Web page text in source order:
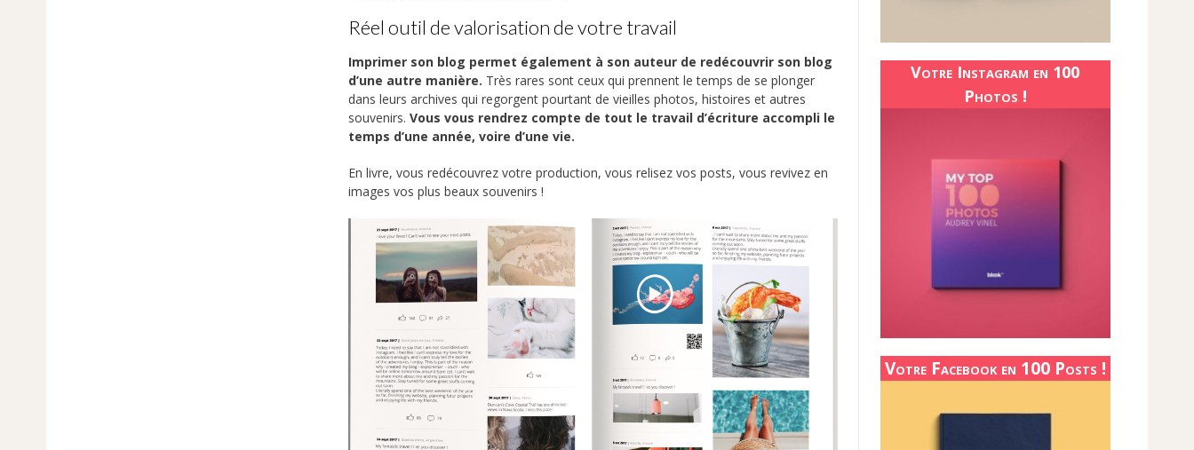
Réel outil de valorisation de votre travail
Imprimer son blog permet également à son auteur de redécouvrir son blog
d’une autre manière. Très rares sont ceux qui prennent le temps de se plonger
dans leurs archives qui regorgent pourtant de vieilles photos, histoires et autres
souvenirs.Vous vous rendrez compte de tout le travail d’écriture accompli le
temps d’une année, voire d’une vie.
En livre, vous redécouvrez votre production, vous relisez vos posts, vous revivez en
images vos plus beaux souvenirs !
Votre Instagram en 100
Photos !
Votre Facebook en 100 Posts !